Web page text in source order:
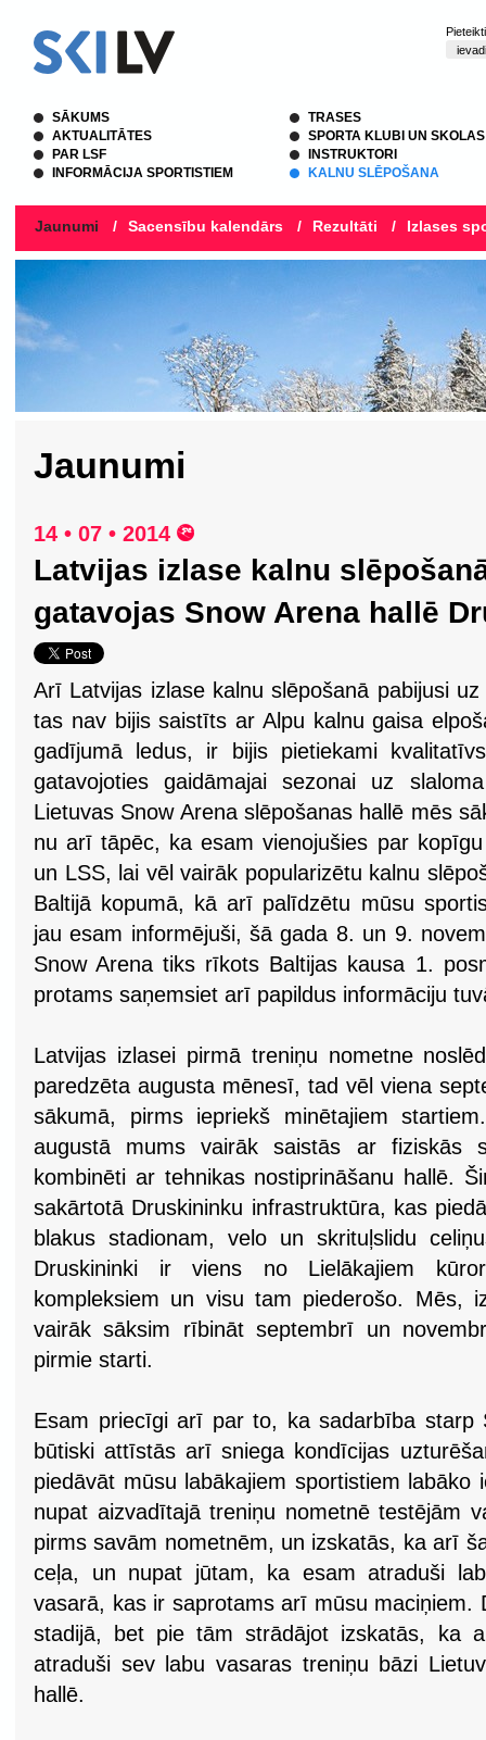
SĀKUMS
AKTUALITĀTES
PAR LSF
INFORMĀCIJA SPORTISTIEM
TRASES
SPORTA KLUBI UN SKOLAS
INSTRUKTORI
KALNU SLĒPOŠANA
Jaunumi / Sacensību kalendārs / Rezultāti / Izlases
Jaunumi
14 • 07 • 2014
Latvijas izlase kalnu
gatavojas Snow Arena hallē
Arī Latvijas izlase kalnu slēpošanā pabijusi
tas nav bijis saistīts ar Alpu kalnu gaisa
gadījumā ledus, ir bijis pietiekami
gatavojoties gaidāmajai sezonai uz
Lietuvas Snow Arena slēpošanas hallē mēs
nu arī tāpēc, ka esam vienojušies par
un LSS, lai vēl vairāk popularizētu kalnu
Baltijā kopumā, kā arī palīdzētu mūsu
jau esam informējuši, šā gada 8. un 9.
Snow Arena tiks rīkots Baltijas kausa 1.
protams saņemsiet arī papildus informāciju
Latvijas izlasei pirmā treniņu nometne
paredzēta augusta mēnesī, tad vēl viena
sākumā, pirms iepriekš minētajiem
augustā mums vairāk saistās ar fiziskās
kombinēti ar tehnikas nostiprināšanu hallē.
sakārtotā Druskininku infrastruktūra, kas
blakus stadionam, velo un skrituļslidu
Druskininki ir viens no Lielākajiem
kompleksiem un visu tam piederošo. Mēs,
vairāk sāksim rībināt septembrī un
pirmie starti.
Esam priecīgi arī par to, ka sadarbība starp
būtiski attīstās arī sniega kondīcijas
piedāvāt mūsu labākajiem sportistiem labāko
nupat aizvadītajā treniņu nometnē testējām
pirms savām nometnēm, un izskatās, ka arī
ceļa, un nupat jūtam, ka esam atraduši
vasarā, kas ir saprotams arī mūsu maciņiem.
stadijā, bet pie tām strādājot izskatās, ka
atraduši sev labu vasaras treniņu bāzi
hallē.